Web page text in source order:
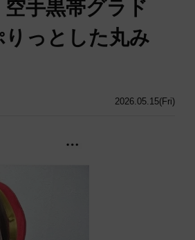
2026.05.15(Fri)
手黒帯グラド
っとした丸み